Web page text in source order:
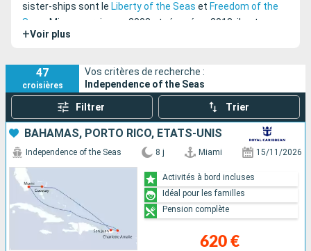
sister-ships sont le Liberty of the Seas et Freedom of the
Seas
. Mis en service en 2008 et rénové en 2018, il est
imposant et dispose de nombreux divertissements.
+Voir plus
47
croisières
Vos critères de recherche :
Independence of the Seas
Filtrer Trier
BAHAMAS, PORTO RICO, ÉTATS-UNIS
Independence of the Seas 8 j Miami 15/11/2026
620 €
Activités à bord incluses
Idéal pour les familles
Pension complète